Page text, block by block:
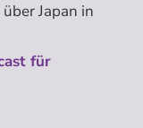
Japan in
für